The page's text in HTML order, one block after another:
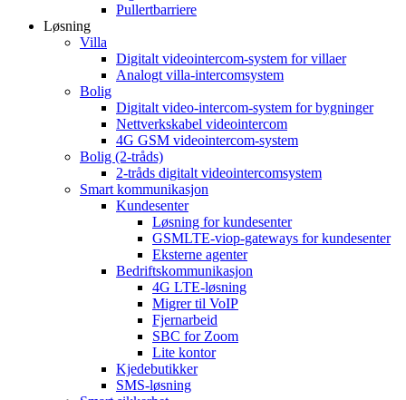
Pullertbarriere
Løsning
Villa
Digitalt videointercom-system for villaer
Analogt villa-intercomsystem
Bolig
Digitalt video-intercom-system for bygninger
Nettverkskabel videointercom
4G GSM videointercom-system
Bolig (2-tråds)
2-tråds digitalt videointercomsystem
Smart kommunikasjon
Kundesenter
Løsning for kundesenter
GSMLTE-viop-gateways for kundesenter
Eksterne agenter
Bedriftskommunikasjon
4G LTE-løsning
Migrer til VoIP
Fjernarbeid
SBC for Zoom
Lite kontor
Kjedebutikker
SMS-løsning